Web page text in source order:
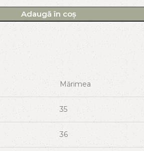
Adaugă în coș
Mărimea
35
36